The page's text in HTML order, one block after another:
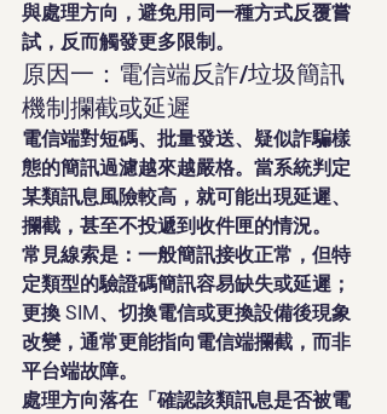
與處理方向，避免用同一種方式反覆嘗
試，反而觸發更多限制。
原因一：電信端反詐/垃圾簡訊
機制攔截或延遲
電信端對短碼、批量發送、疑似詐騙樣
態的簡訊過濾越來越嚴格。當系統判定
某類訊息風險較高，就可能出現延遲、
攔截，甚至不投遞到收件匣的情況。
常見線索是：一般簡訊接收正常，但特
定類型的驗證碼簡訊容易缺失或延遲；
更換 SIM、切換電信或更換設備後現象
改變，通常更能指向電信端攔截，而非
平台端故障。
處理方向落在「確認該類訊息是否被電